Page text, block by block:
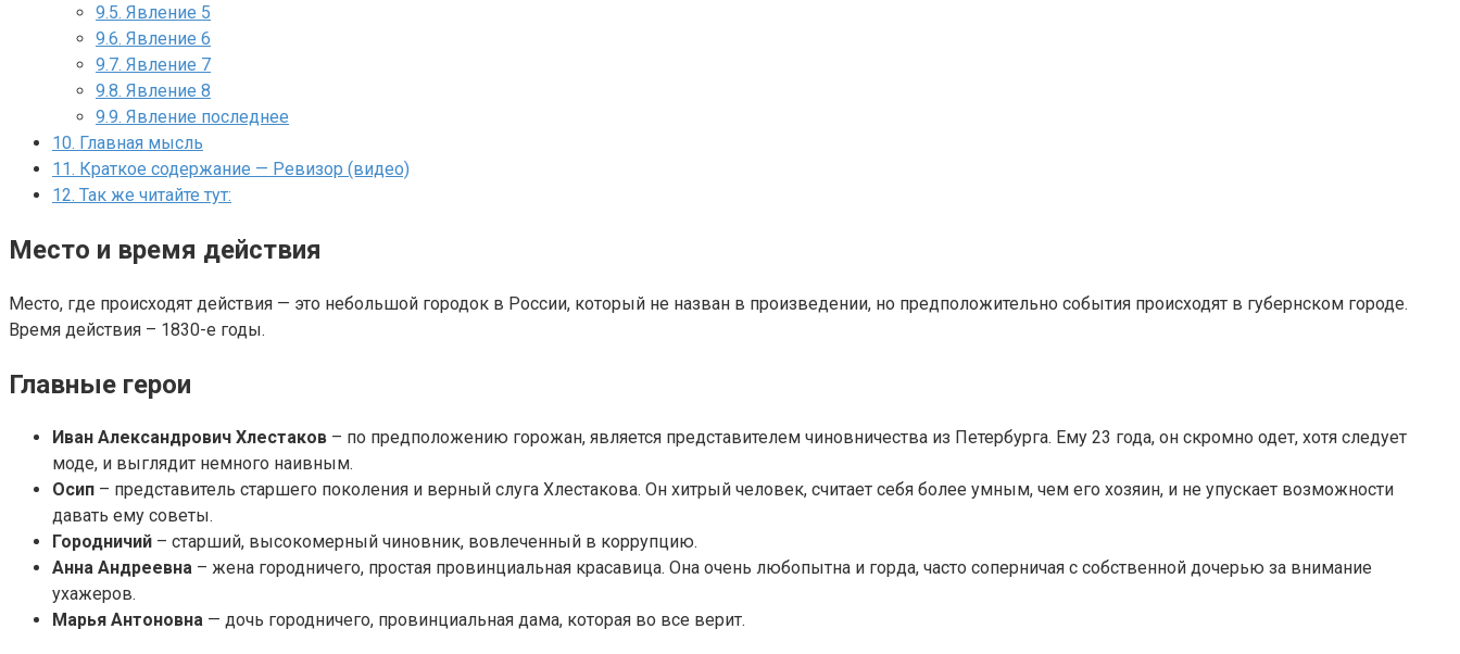
9.5. Явление 5
9.6. Явление 6
9.7. Явление 7
9.8. Явление 8
9.9. Явление последнее
10. Главная мысль
11. Краткое содержание — Ревизор (видео)
12. Так же читайте тут:
Место и время действия
Место, где происходят действия — это небольшой городок в России, который не назван в произведении, но предположительно события происходят в губернском городе.
Время действия – 1830-е годы.
Главные герои
Иван Александрович Хлестаков – по предположению горожан, является представителем чиновничества из Петербурга. Ему 23 года, он скромно одет, хотя следует
моде, и выглядит немного наивным.
Осип – представитель старшего поколения и верный слуга Хлестакова. Он хитрый человек, считает себя более умным, чем его хозяин, и не упускает возможности
давать ему советы.
Городничий – старший, высокомерный чиновник, вовлеченный в коррупцию.
Анна Андреевна – жена городничего, простая провинциальная красавица. Она очень любопытна и горда, часто соперничая с собственной дочерью за внимание
ухажеров.
Марья Антоновна — дочь городничего, провинциальная дама, которая во все верит.